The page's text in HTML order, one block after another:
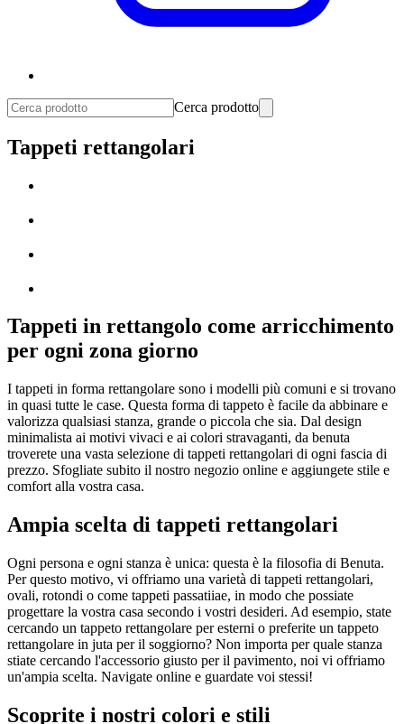
Cerca prodotto
Tappeti rettangolari
Tappeti in rettangolo come arricchimento
per ogni zona giorno
I tappeti in forma rettangolare sono i modelli più comuni e si trovano
in quasi tutte le case. Questa forma di tappeto è facile da abbinare e
valorizza qualsiasi stanza, grande o piccola che sia. Dal design
minimalista ai motivi vivaci e ai colori stravaganti, da benuta
troverete una vasta selezione di tappeti rettangolari di ogni fascia di
prezzo. Sfogliate subito il nostro negozio online e aggiungete stile e
comfort alla vostra casa.
Ampia scelta di tappeti rettangolari
Ogni persona e ogni stanza è unica: questa è la filosofia di Benuta.
Per questo motivo, vi offriamo una varietà di tappeti rettangolari,
ovali, rotondi o come tappeti passatiiae, in modo che possiate
progettare la vostra casa secondo i vostri desideri. Ad esempio, state
cercando un tappeto rettangolare per esterni o preferite un tappeto
rettangolare in juta per il soggiorno? Non importa per quale stanza
stiate cercando l'accessorio giusto per il pavimento, noi vi offriamo
un'ampia scelta. Navigate online e guardate voi stessi!
Scoprite i nostri colori e stili